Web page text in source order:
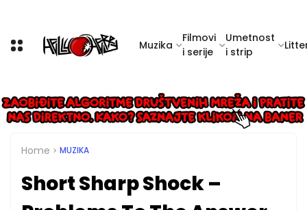
Muzika
Filmovi
i serije
Umetnost
i strip
Home MUZIKA
Short Sharp Shock –